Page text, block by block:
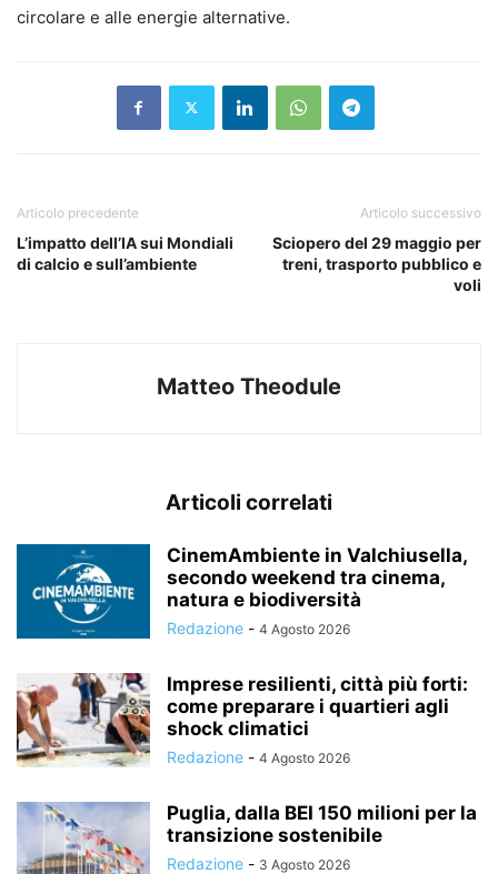
circolare e alle energie alternative.
Articolo precedente
L’impatto dell’IA sui Mondiali
di calcio e sull’ambiente
Articolo successivo
Sciopero del 29 maggio per
treni, trasporto pubblico e
voli
Matteo Theodule
Articoli correlati
CinemAmbiente in Valchiusella,
secondo weekend tra cinema,
natura e biodiversità
Redazione - 4 Agosto 2026
Imprese resilienti, città più forti:
come preparare i quartieri agli
shock climatici
Redazione - 4 Agosto 2026
Puglia, dalla BEI 150 milioni per la
transizione sostenibile
Redazione - 3 Agosto 2026